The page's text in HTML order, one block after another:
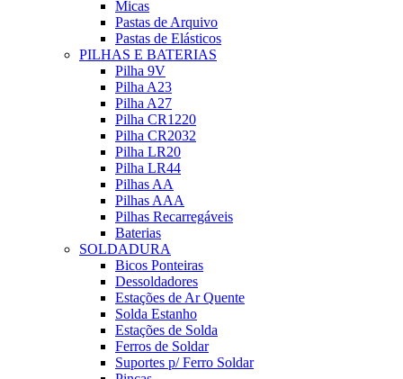
Micas
Pastas de Arquivo
Pastas de Elásticos
PILHAS E BATERIAS
Pilha 9V
Pilha A23
Pilha A27
Pilha CR1220
Pilha CR2032
Pilha LR20
Pilha LR44
Pilhas AA
Pilhas AAA
Pilhas Recarregáveis
Baterias
SOLDADURA
Bicos Ponteiras
Dessoldadores
Estações de Ar Quente
Solda Estanho
Estações de Solda
Ferros de Soldar
Suportes p/ Ferro Soldar